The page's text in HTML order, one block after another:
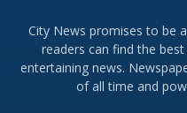
City News promises to be
readers can find the
entertaining news.
of all time and